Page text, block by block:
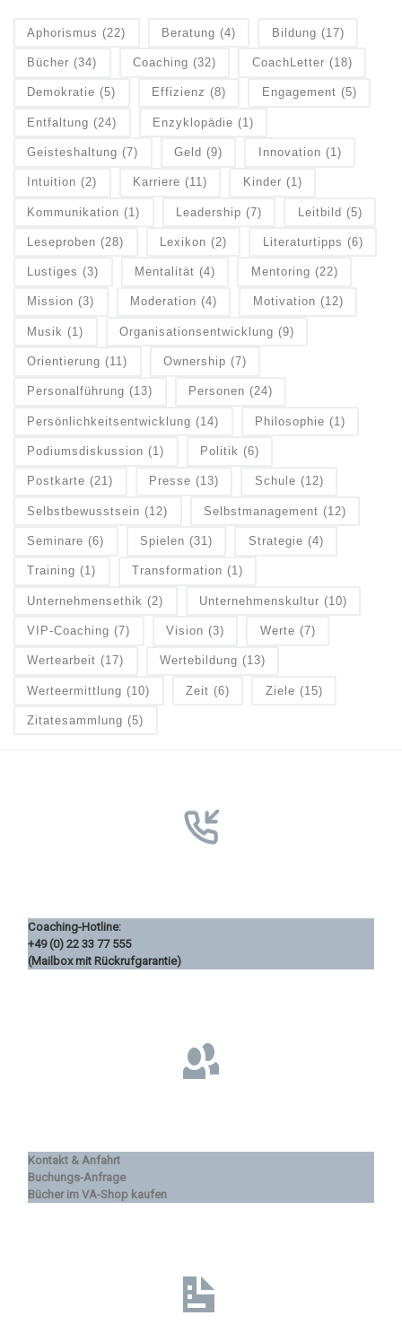
Aphorismus (22) Beratung (4) Bildung (17)
Bücher (34) Coaching (32) CoachLetter (18)
Demokratie (5) Effizienz (8) Engagement (5)
Entfaltung (24) Enzyklopädie (1)
Geisteshaltung (7) Geld (9) Innovation (1)
Intuition (2) Karriere (11) Kinder (1)
Kommunikation (1) Leadership (7) Leitbild (5)
Leseproben (28) Lexikon (2) Literaturtipps (6)
Lustiges (3) Mentalität (4) Mentoring (22)
Mission (3) Moderation (4) Motivation (12)
Musik (1) Organisationsentwicklung (9)
Orientierung (11) Ownership (7)
Personalführung (13) Personen (24)
Persönlichkeitsentwicklung (14) Philosophie (1)
Podiumsdiskussion (1) Politik (6)
Postkarte (21) Presse (13) Schule (12)
Selbstbewusstsein (12) Selbstmanagement (12)
Seminare (6) Spielen (31) Strategie (4)
Training (1) Transformation (1)
Unternehmensethik (2) Unternehmenskultur (10)
VIP-Coaching (7) Vision (3) Werte (7)
Wertearbeit (17) Wertebildung (13)
Werteermittlung (10) Zeit (6) Ziele (15)
Zitatesammlung (5)
Coaching-Hotline:
+49 (0) 22 33 77 555
(Mailbox mit Rückrufgarantie)
Kontakt & Anfahrt
Buchungs-Anfrage
Bücher im VA-Shop kaufen